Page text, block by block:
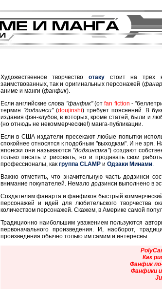
Художественное творчество отакустоит на трех
заимствованных, так и оригинальных персонажей (
аниме и манги (фанфик).
Если английские слова "фанфик"(отfan fiction -
термин "додзинси"(doujinshi) требует пояснений. В
издания фэн-клубов, в которых, кроме статей, были и
(но отнюдь не некоммерческие!) манга-публикации.
Если в США издатели пресекают любые попытки
спокойнее относятся к подобным "выходкам". И не зря.
японски они называются "додзинсика") создают
только писать и рисовать, но и продавать свои
профессионалы, как группа CLAMPи Одзаки Минами.
Важно отметить, что значительную часть додзинси
внимание покупателей. Немало додзинси выполнено в
Создателям фанарта и фанфиков быстрый
персонажей и идей для любительского творчества
количеством персонажей. Скажем, в Америке самой
Традиционно наибольшим уважением пользуются
первоначального произведения. И, наоборот,
произведения обычно только им самим и интересны.
Как
Фанфик
Фанфики